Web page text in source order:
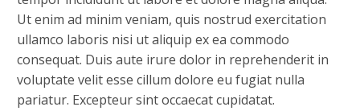
Ut enim ad minim veniam, quis nostrud exercitation
ullamco laboris nisi ut aliquip ex ea commodo
consequat. Duis aute irure dolor in reprehenderit in
voluptate velit esse cillum dolore eu fugiat nulla
pariatur. Excepteur sint occaecat cupidatat.